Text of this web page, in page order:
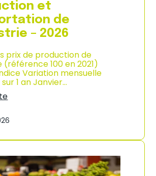
s
o
m
m
a
i
o
n
e
n
G
a
e
o
u
et
de
– 2026
prix de production de
(référence 100 en 2021)
Variation mensuelle
1 an Janvier…
n
i
e
d